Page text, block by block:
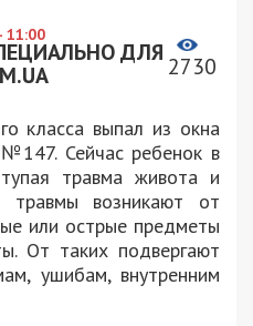
11:00
ДЛЯ 2730
класса выпал из окна
Сейчас ребенок в
травма живота и
травмы возникают от
или острые предметы
От таких подвергают
ушибам, внутренним